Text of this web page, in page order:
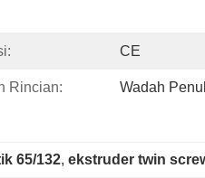
CE
Rincian: Wadah
65/132, ekstruder twin